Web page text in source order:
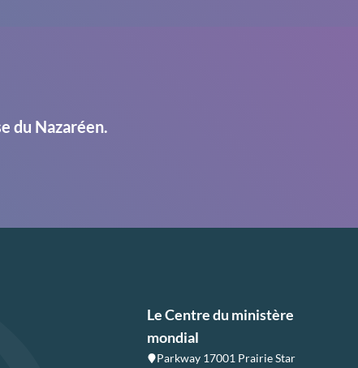
du Nazaréen.
Le Centre du ministère
mondial
Parkway 17001 Prairie Star